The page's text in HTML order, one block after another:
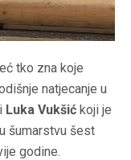
tko zna koje
natjecanje u
Luka Vukšić koji je
šumarstvu šest
godine.